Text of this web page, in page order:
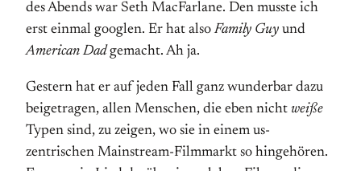
des Abends war Seth MacFarlane. Den musste ich
erst einmal googlen. Er hat also Family Guy und
American Dadgemacht. Ah ja.
Gestern hat er auf jeden Fall ganz wunderbar dazu
beigetragen, allen Menschen, die eben nicht weiße
Typen sind, zu zeigen, wo sie in einem us-
zentrischen Mainstream-Filmmarkt so hingehören.